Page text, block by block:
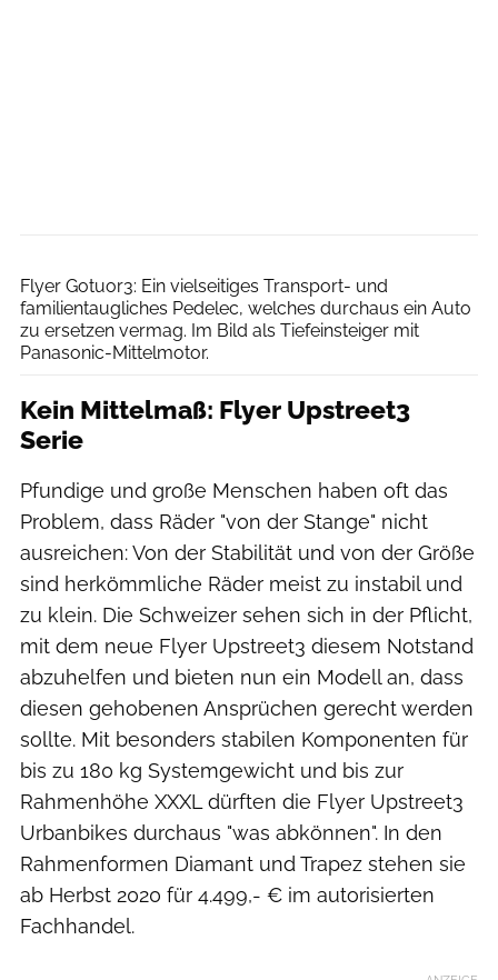
Flyer Gotuor3: Ein vielseitiges Transport- und
familientaugliches Pedelec, welches durchaus ein Auto
zu ersetzen vermag. Im Bild als Tiefeinsteiger mit
Panasonic-Mittelmotor.
Kein Mittelmaß: Flyer Upstreet3
Serie
Pfundige und große Menschen haben oft das
Problem, dass Räder "von der Stange" nicht
ausreichen: Von der Stabilität und von der Größe
sind herkömmliche Räder meist zu instabil und
zu klein. Die Schweizer sehen sich in der Pflicht,
mit dem neue Flyer Upstreet3 diesem Notstand
abzuhelfen und bieten nun ein Modell an, dass
diesen gehobenen Ansprüchen gerecht werden
sollte. Mit besonders stabilen Komponenten für
bis zu 180 kg Systemgewicht und bis zur
Rahmenhöhe XXXL dürften die Flyer Upstreet3
Urbanbikes durchaus "was abkönnen". In den
Rahmenformen Diamant und Trapez stehen sie
ab Herbst 2020 für 4.499,- € im autorisierten
Fachhandel.